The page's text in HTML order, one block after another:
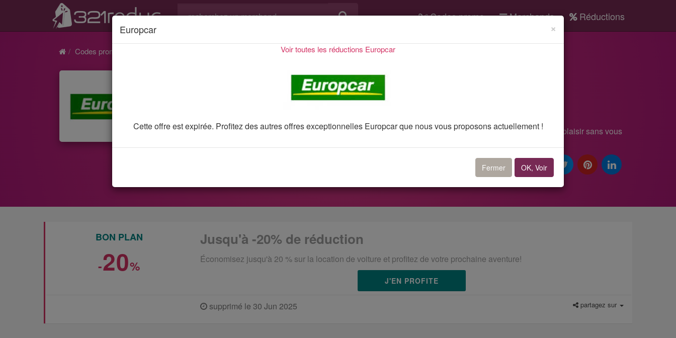
Codes promo Marchands Réductions
Codes promo et réductions
Bon plan Europcar
4 codes promo, bons plans et réductionsEuropcarvérifiés et mis à jour quotidiennement. Faites-vous plaisir sans vous
BON PLAN
-20%
Jusqu'à -20% de réduction
Économisez jusqu'à 20 % sur la location de voiture et profitez de votre prochaine aventure!
J'EN PROFITE
supprimé le 30 Jun 2025 partagez sur
×
Europcar
Voir toutes les réductions Europcar
Cette offre est expirée. Profitez des autres offres exceptionnelles Europcar que nous vous proposons actuellement !
Fermer OK, Voir